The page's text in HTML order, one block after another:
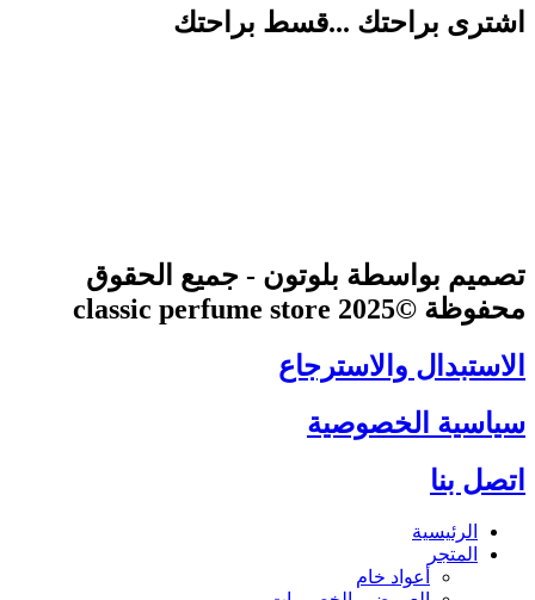
اشترى براحتك ...قسط براحتك
تصميم بواسطة بلوتون - جميع الحقوق
محفوظة ©2025 classic perfume store
الاستبدال والاسترجاع
سياسية الخصوصية
اتصل بنا
الرئيسية
المتجر
أعواد خام